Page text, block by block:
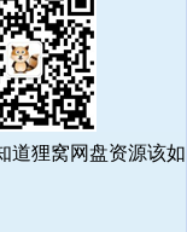
道狸窝网盘资源该如